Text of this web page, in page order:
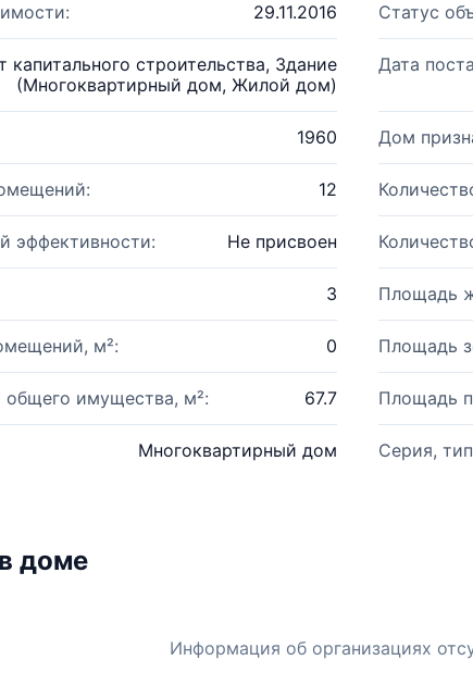
29.11.2016 Статус
капитального строительства, Здание
(Многоквартирный дом, Жилой дом)
Дата
1960 Дом
12
эффективности: Не присвоен
3 Площадь
м²: 0 Площадь
имущества, м²: 67.7 Площадь
Многоквартирный дом Серия,
доме
Информация об организациях